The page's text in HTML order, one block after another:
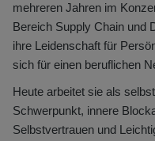
mehreren Jahren im
Bereich Supply Chain und
ihre Leidenschaft für
sich für einen beruflichen
Heute arbeitet sie als
Schwerpunkt, innere
Selbstvertrauen und